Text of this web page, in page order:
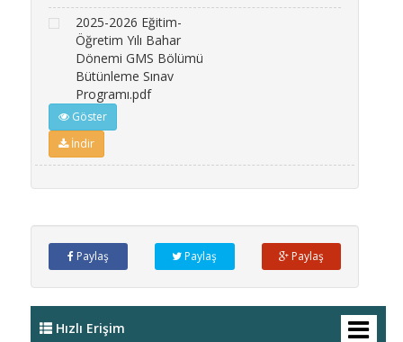
2025-2026 Eğitim-
Öğretim Yılı Bahar
Dönemi GMS Bölümü
Bütünleme Sınav
Programı.pdf
Göster
İndir
Paylaş Paylaş Paylaş
Hızlı Erişim